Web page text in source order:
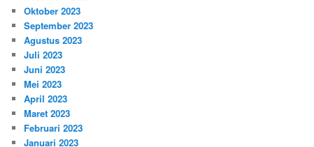
Oktober 2023
September 2023
Agustus 2023
Juli 2023
Juni 2023
Mei 2023
April 2023
Maret 2023
Februari 2023
Januari 2023